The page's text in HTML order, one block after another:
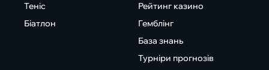
Теніс
Біатлон
Рейтинг казино
Гемблінг
База знань
Турніри прогнозів